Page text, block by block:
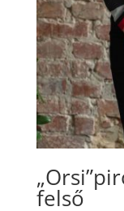
felső